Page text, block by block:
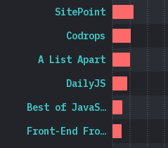
Front-End Fro…
Best of JavaS…
DailyJS
A List Apart
Codrops
SitePoint